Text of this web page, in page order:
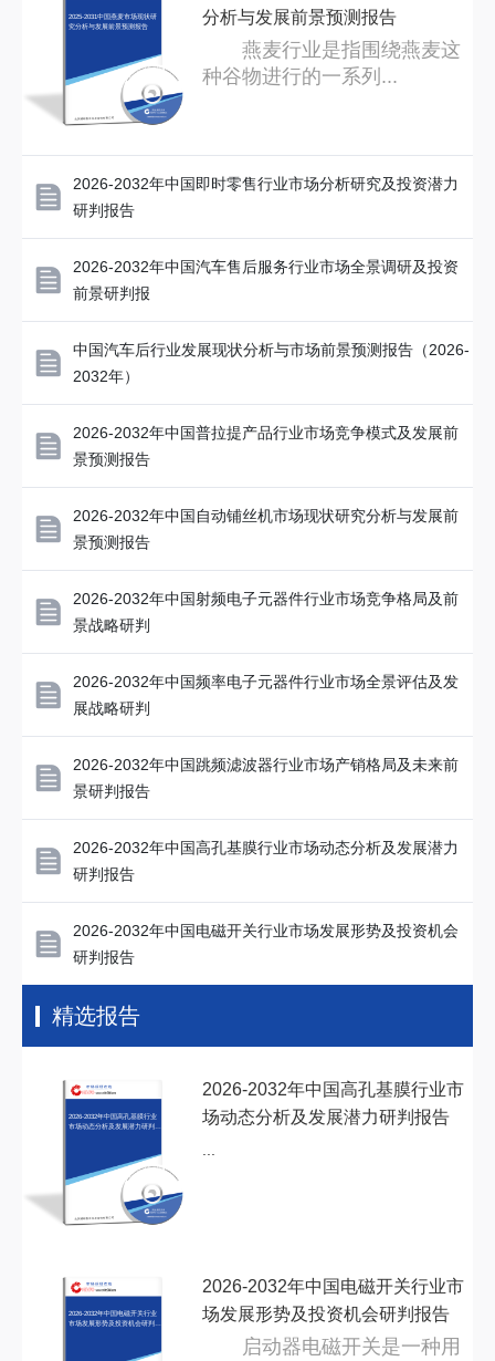
2025-2031中国燕麦市场现状研
究分析与发展前景预测报告
分析与发展前景预测报告
燕麦行业是指围绕燕麦这
种谷物进行的一系列...
2026-2032年中国即时零售行业市场分析研究及投资潜力
研判报告
2026-2032年中国汽车售后服务行业市场全景调研及投资
前景研判报
中国汽车后行业发展现状分析与市场前景预测报告（2026-
2032年）
2026-2032年中国普拉提产品行业市场竞争模式及发展前
景预测报告
2026-2032年中国自动铺丝机市场现状研究分析与发展前
景预测报告
2026-2032年中国射频电子元器件行业市场竞争格局及前
景战略研判
2026-2032年中国频率电子元器件行业市场全景评估及发
展战略研判
2026-2032年中国跳频滤波器行业市场产销格局及未来前
景研判报告
2026-2032年中国高孔基膜行业市场动态分析及发展潜力
研判报告
2026-2032年中国电磁开关行业市场发展形势及投资机会
研判报告
精选报告
2026-2032年中国高孔基膜行业
市场动态分析及发展潜力研判报
2026-2032年中国高孔基膜行业市
场动态分析及发展潜力研判报告
2026-2032年中国电磁开关行业
市场发展形势及投资机会研判报
2026-2032年中国电磁开关行业市
场发展形势及投资机会研判报告
启动器电磁开关是一种用